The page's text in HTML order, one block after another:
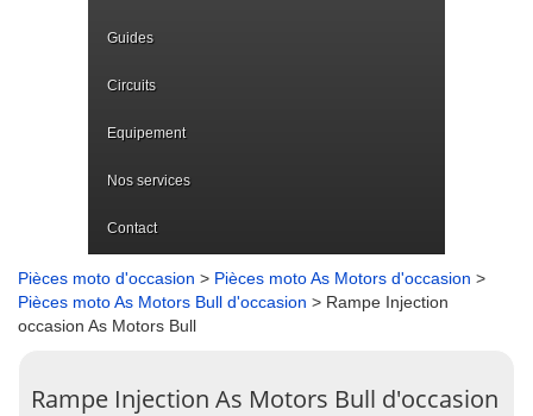
Guides
Circuits
Equipement
Nos services
Contact
Pièces moto d'occasion > Pièces moto As Motors d'occasion >
Pièces moto As Motors Bull d'occasion > Rampe Injection
occasion As Motors Bull
Rampe Injection As Motors Bull d'occasion